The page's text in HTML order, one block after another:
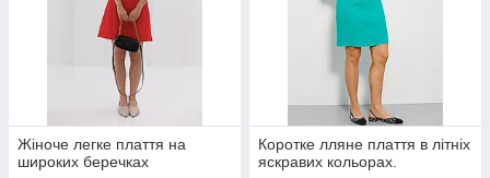
Жіноче легке плаття на
широких беречках
Коротке лляне плаття в літніх
яскравих кольорах.